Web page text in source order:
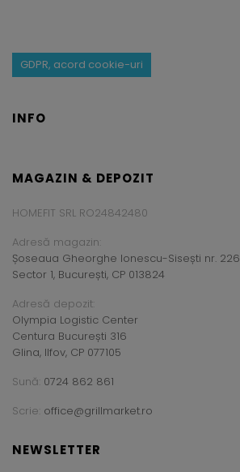
GDPR, acord cookie-uri
INFO
MAGAZIN & DEPOZIT
HOMEFIT SRL RO24842480
Adresă magazin:
Șoseaua Gheorghe Ionescu-Sisești nr. 226
Sector 1, București, CP 013824
Adresă depozit:
Olympia Logistic Center
Centura București 316
Glina, Ilfov, CP 077105
Sună: 0724 862 861
Scrie: office@grillmarket.ro
NEWSLETTER